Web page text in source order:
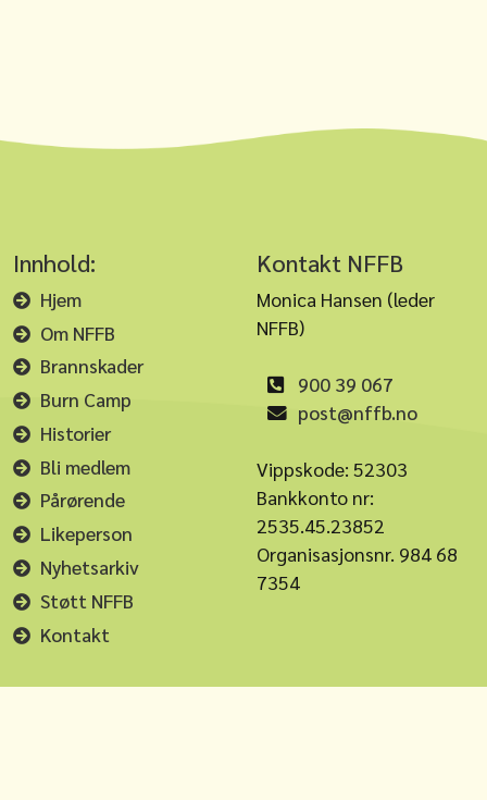
Innhold:
Hjem
Om NFFB
Brannskader
Burn Camp
Historier
Bli medlem
Pårørende
Likeperson
Nyhetsarkiv
Støtt NFFB
Kontakt
Kontakt NFFB
Monica Hansen (leder
NFFB)
900 39 067
post@nffb.no
Vippskode: 52303
Bankkonto nr:
2535.45.23852
Organisasjonsnr. 984 68
7354